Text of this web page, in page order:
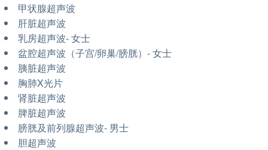
甲状腺超声波
肝脏超声波
乳房超声波- 女士
盆腔超声波（子宫/卵巢/膀胱）- 女士
胰脏超声波
胸肺X光片
肾脏超声波
脾脏超声波
膀胱及前列腺超声波- 男士
胆超声波